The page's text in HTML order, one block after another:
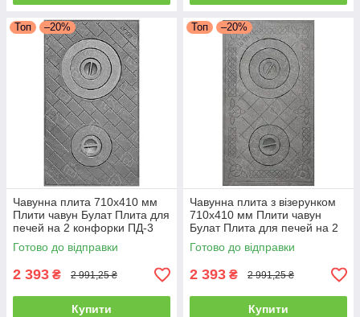
Топ –20%
Чавунна плита 710х410 мм
Плити чавун Булат Плита для
печей на 2 конфорки ПД-3
Пічне литво
Готово до відправки
2 393 ₴ 2 991,25 ₴
Купити
Топ –20%
Чавунна плита з візерунком
710х410 мм Плити чавун
Булат Плита для печей на 2
конфорки ПД-3 Пічне литво
Готово до відправки
2 393 ₴ 2 991,25 ₴
Купити